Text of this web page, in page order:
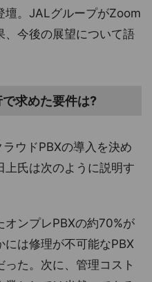
壇。JALグループがZoom
今後の展望について語
求めた要件は?
ウドPBXの導入を決め
上氏は次のように説明す
オンプレPBXの約70%が
は修理が不可能なPBX
た。次に、管理コスト